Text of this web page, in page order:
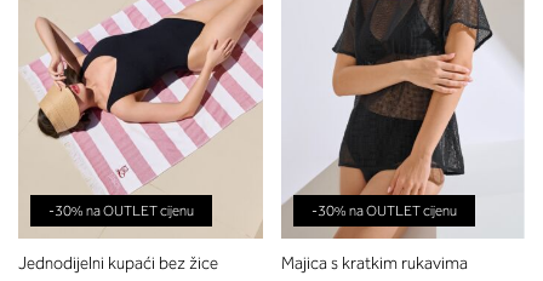
-30% na OUTLET cijenu
Jednodijelni kupaći bez žice
-30% na OUTLET cijenu
Majica s kratkim rukavima